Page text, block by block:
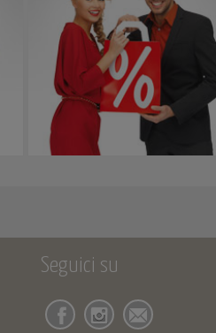
Seguici su